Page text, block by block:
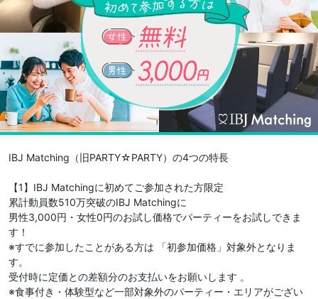
IBJ Matching（旧PARTY☆PARTY）の4つの特長
【1】IBJ Matchingに初めてご参加された方限定
累計動員数510万突破のIBJ Matchingに
男性3,000円・女性0円のお試し価格でパーティーをお試しできま
す！
※すでに参加したことがある方は 「初参加価格」対象外となりま
す。
受付時に定価との差額分のお支払いをお願いします 。
※食事付き・体験型など一部対象外のパーティー・エリアがござい